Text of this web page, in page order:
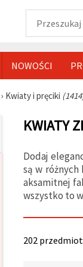
NOWOŚCI
› Kwiaty i pręciki
KWIATY
Dodaj
są w
aksamitnej
wszystko to
202